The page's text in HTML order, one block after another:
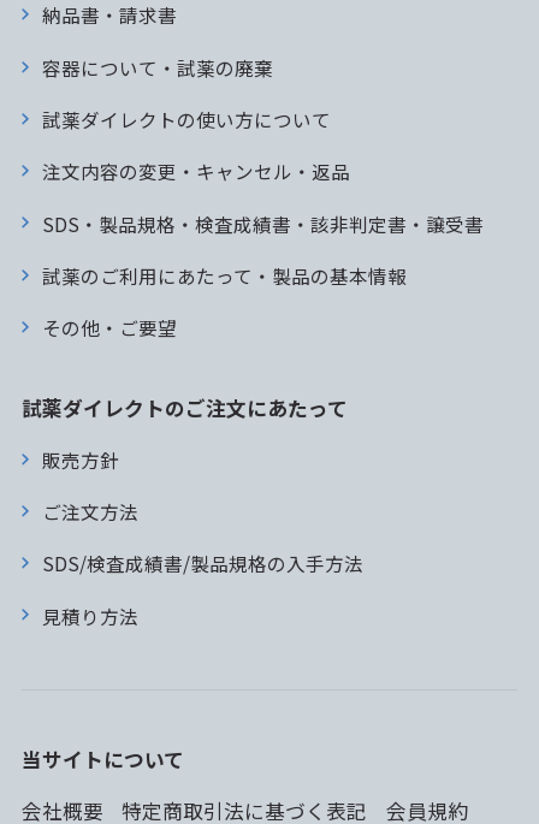
納品書・請求書
容器について・試薬の廃棄
試薬ダイレクトの使い方について
注文内容の変更・キャンセル・返品
SDS・製品規格・検査成績書・該非判定書・譲受書
試薬のご利用にあたって・製品の基本情報
その他・ご要望
試薬ダイレクトのご注文にあたって
販売方針
ご注文方法
SDS/検査成績書/製品規格の入手方法
見積り方法
当サイトについて
会社概要
特定商取引法に基づく表記 会員規約